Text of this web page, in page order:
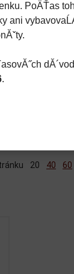
20 40 60
PoÄŤas
ani
.